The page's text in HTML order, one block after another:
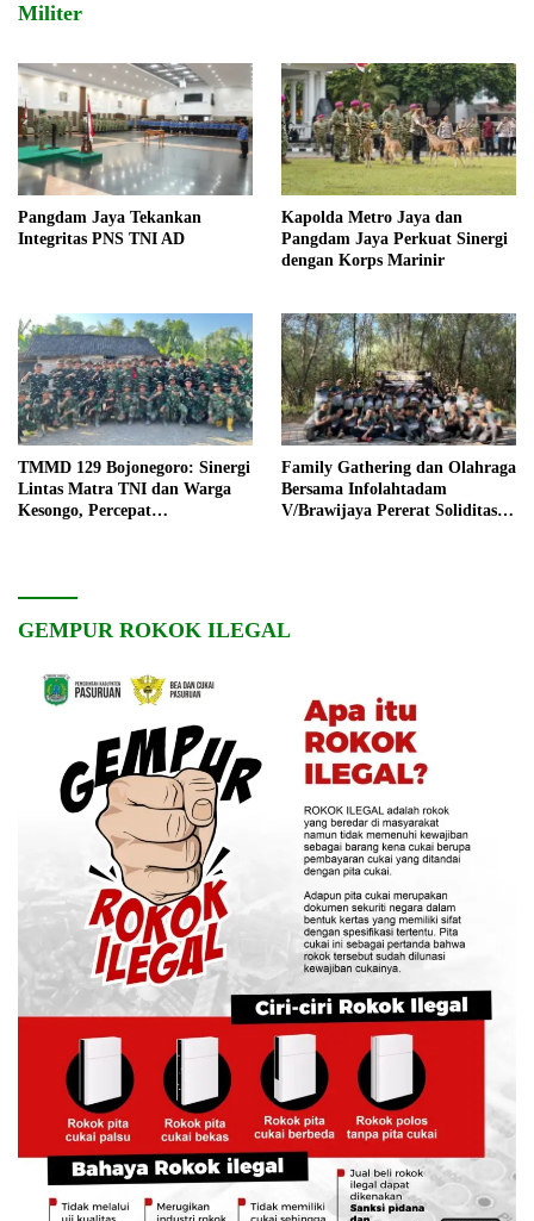
Militer
Pangdam Jaya Tekankan
Integritas PNS TNI AD
Kapolda Metro Jaya dan
Pangdam Jaya Perkuat Sinergi
dengan Korps Marinir
TMMD 129 Bojonegoro: Sinergi
Lintas Matra TNI dan Warga
Kesongo, Percepat
Family Gathering dan Olahraga
Bersama Infolahtadam
V/Brawijaya Pererat Soliditas
GEMPUR ROKOK ILEGAL